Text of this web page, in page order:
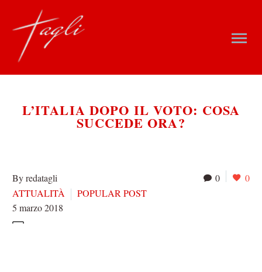
L’ITALIA DOPO IL VOTO: COSA
SUCCEDE ORA?
0 0
By redatagli
ATTUALITÀ
POPULAR POST
5 marzo 2018